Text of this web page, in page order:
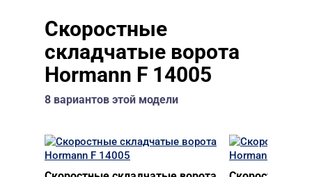
Скоростные
складчатые ворота
Hormann F 14005
8 вариантов этой модели